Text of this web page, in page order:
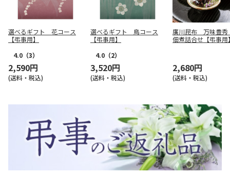
選べるギフト 花コース
【弔事用】
4.0 （3）
2,590円
(送料・税込)
選べるギフト 鳥コース
【弔事用】
4.0 （2）
3,520円
(送料・税込)
廣川昆布 万味豊
佃煮詰合せ【弔事用
2,680円
(送料・税込)